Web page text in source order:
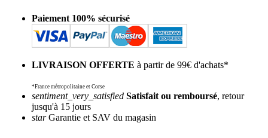
Paiement 100% sécurisé
LIVRAISON OFFERTE à partir de 99€ d'achats*
*France métropolitaine et Corse
sentiment_very_satisfied Satisfait ou remboursé, retour
jusqu'à 15 jours
starGarantie et SAV du magasin